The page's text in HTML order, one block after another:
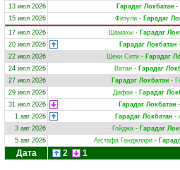
13 июл 2026 Гарадаг Локбатан-
15 июл 2026 Физули - Гарадаг
17 июл 2026 Шамахы - Гарадаг
20 июл 2026 Гарадаг Локбатан -
22 июл 2026 Шеки Сити - Гарадаг
24 июл 2026 Ватан- Гарадаг
27 июл 2026 Гарадаг Локбатан-
29 июл 2026 Дифаи - Гарадаг
31 июл 2026 Гарадаг Локбатан -
1 авг 2026 Гарадаг Локбатан -
3 авг 2026 Гойджа - Гарадаг
5 авг 2026 Агстафа Ганджлари-
Дата
2 1